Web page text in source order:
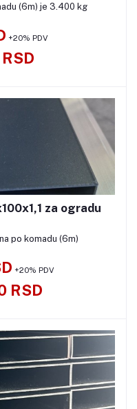
(6m) je 3.400 kg
+20% PDV
za ogradu
po komadu (6m)
+20% PDV
RSD